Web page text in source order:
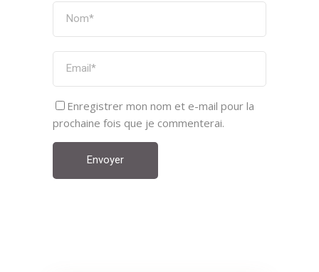
Enregistrer mon nom et e-mail pour la
prochaine fois que je commenterai.
Envoyer